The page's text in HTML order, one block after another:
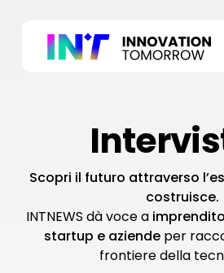
Scopri il futuro attraverso
costruisce.
INTNEWS dà voce a
startup e aziendeper
frontiere della